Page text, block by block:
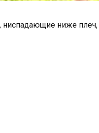
ниже